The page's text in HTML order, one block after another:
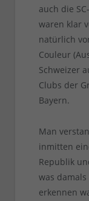
auch die
waren klar
natürlich
Couleur
Schweizer
Clubs der
Bayern.
Man
inmitten
Republik
was
erkennen